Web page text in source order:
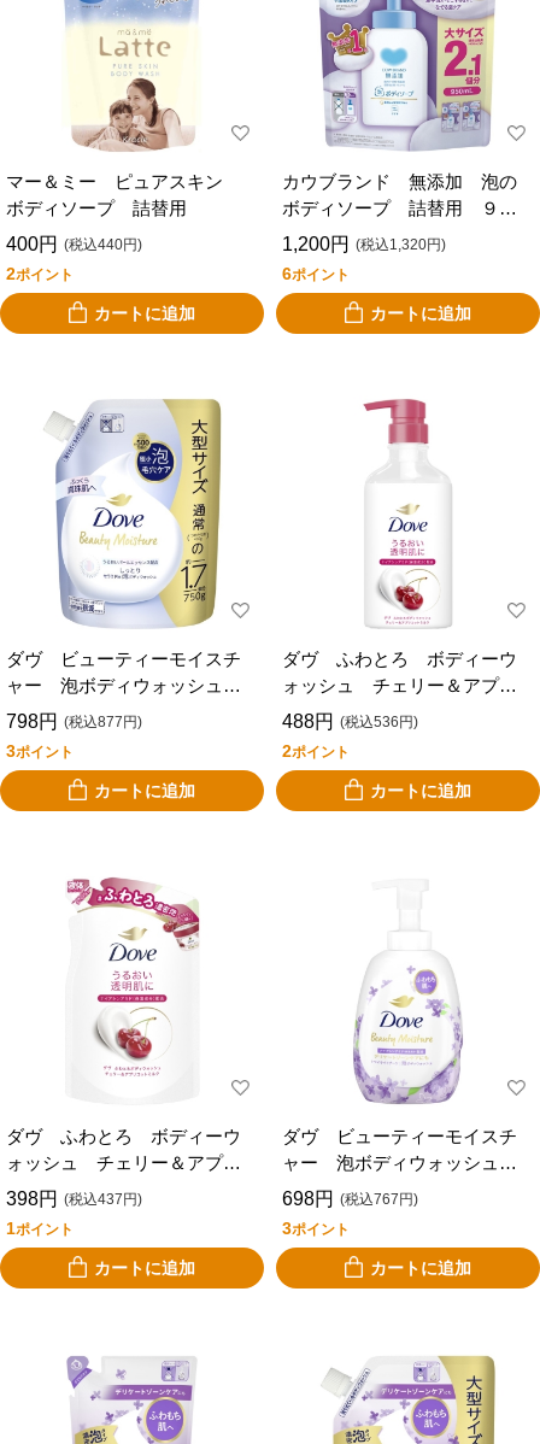
マー＆ミー ピュアスキン
ボディソープ 詰替用
400円 (税込440円)
2ポイント
カートに追加
カウブランド 無添加 泡の
ボディソープ 詰替用 ９５
０ｍｌ
1,200円 (税込1,320円)
6ポイント
カートに追加
ダヴ ビューティーモイスチ
ャー 泡ボディウォッシュ
しっとり 詰替用 ７５０ｇ
798円 (税込877円)
3ポイント
カートに追加
ダヴ ふわとろ ボディーウ
ォッシュ チェリー＆アプリ
コットミルク ポンプ ４５
488円 (税込536円)
2ポイント
カートに追加
ダヴ ふわとろ ボディーウ
ォッシュ チェリー＆アプリ
コットミルク 替 ３４０ｇ
398円 (税込437円)
1ポイント
カートに追加
ダヴ ビューティーモイスチ
ャー 泡ボディウォッシュ
トワイライトブーケ ポン
698円 (税込767円)
3ポイント
カートに追加